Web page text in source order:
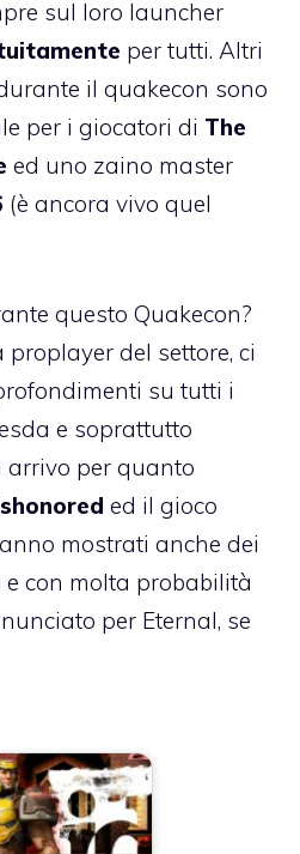
sul loro launcher
per tutti. Altri
il quakecon sono
per i giocatori di The
ed uno zaino master
(è ancora vivo quel
questo Quakecon?
del settore, ci
su tutti i
e soprattutto
arrivo per quanto
ed il gioco
mostrati anche dei
con molta probabilità
per Eternal, se